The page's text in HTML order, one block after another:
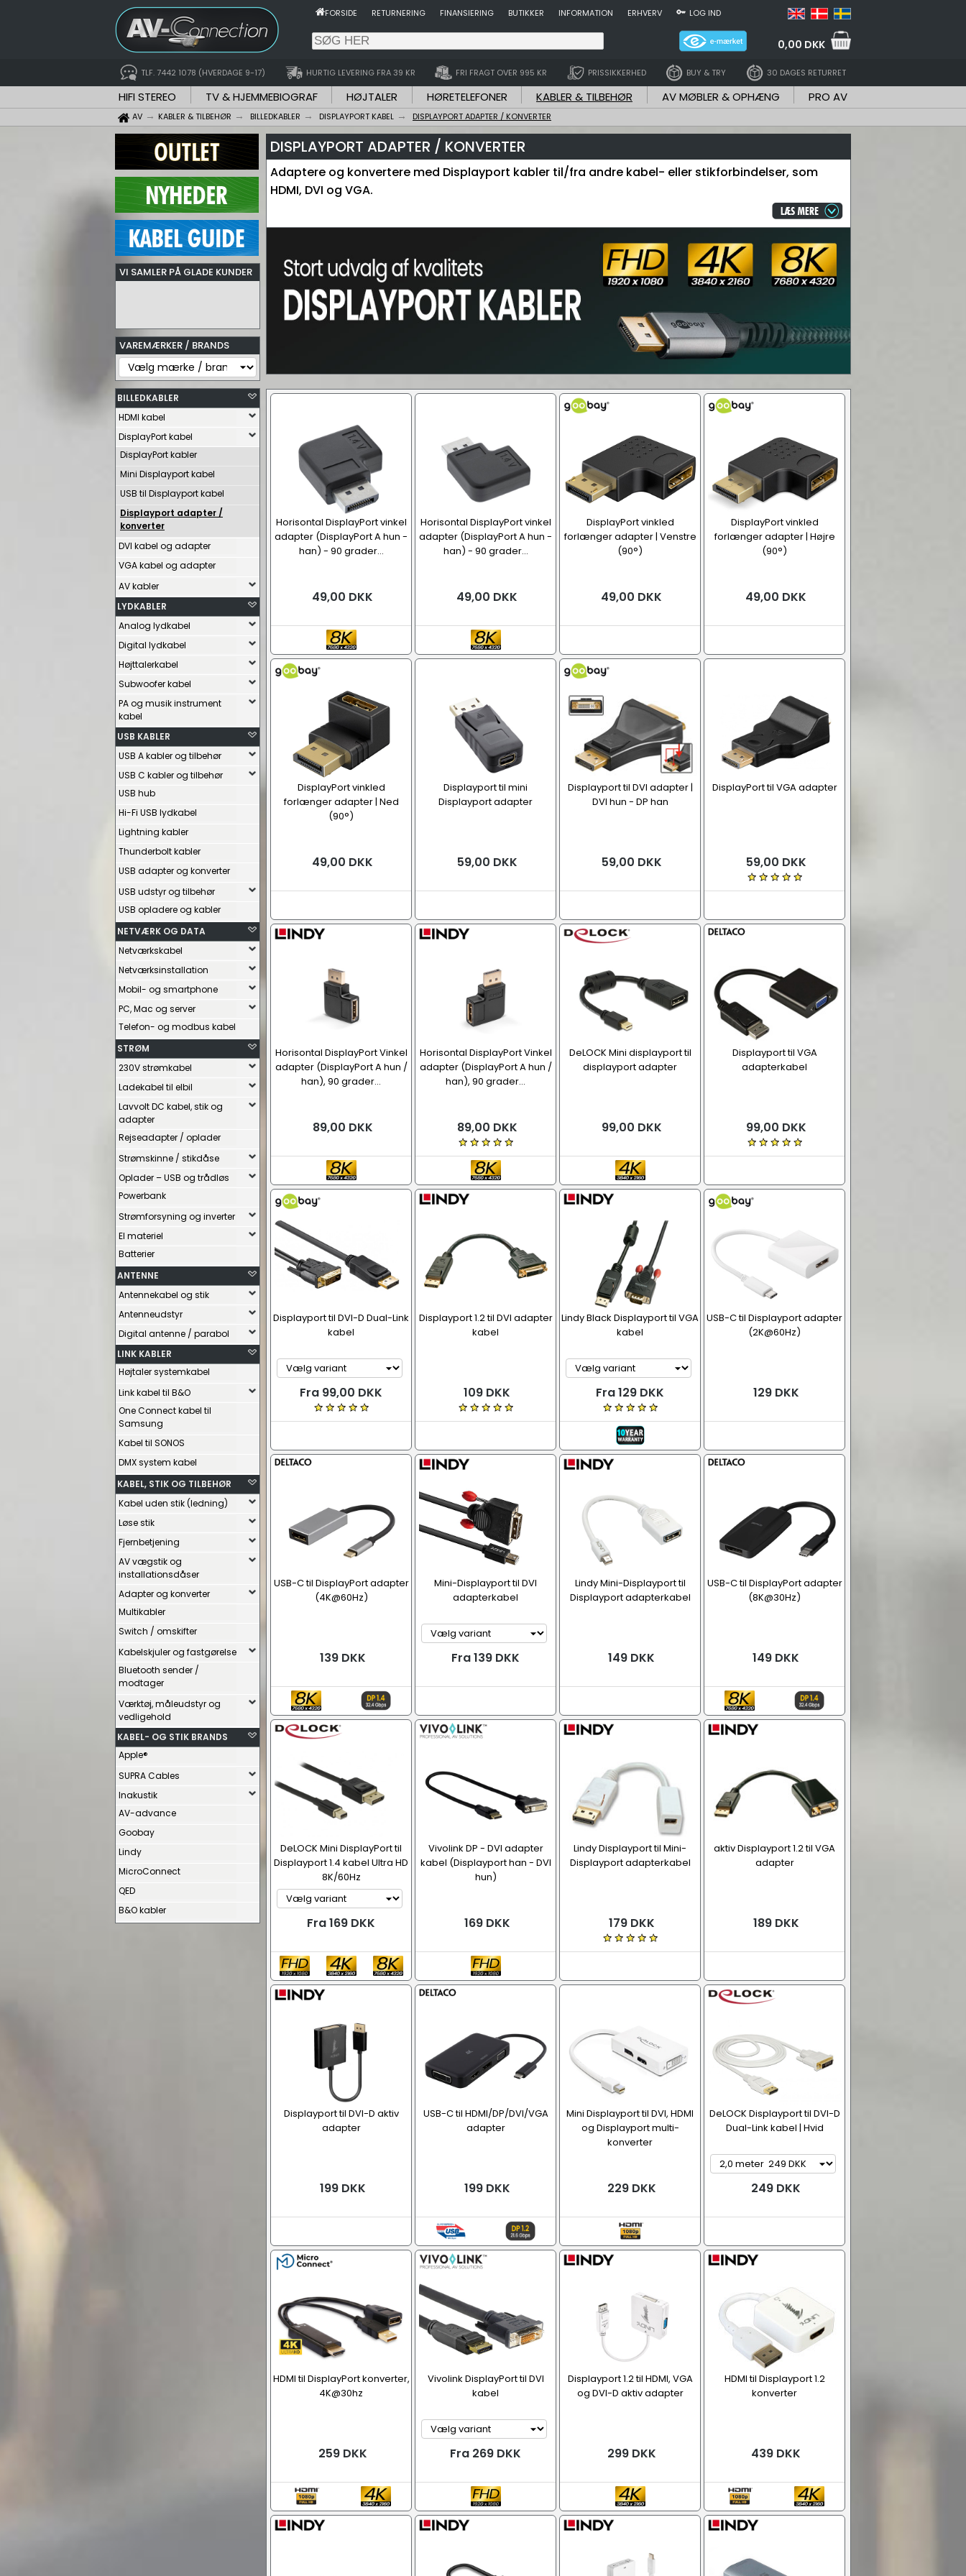
FORSIDE RETURNERING FINANSIERING BUTIKKER INFORMATION ERHVERV LOG IND
0,00 DKK
TLF. 7442 1078 (HVERDAGE 9-17) HURTIG LEVERING FRA 39 KR FRI FRAGT OVER 995 KR PRISSIKKERHED BUY & TRY 30 DAGES RETURRET
HIFI STEREO TV & HJEMMEBIOGRAF HØJTALER HØRETELEFONER KABLER & TILBEHØR AV MØBLER & OPHÆNG PRO AV
AV KABLER & TILBEHØR BILLEDKABLER DISPLAYPORT KABEL DISPLAYPORT ADAPTER / KONVERTER
VI SAMLER PÅ GLADE KUNDER
VAREMÆRKER / BRANDS
BILLEDKABLER
HDMI kabel
DisplayPort kabel
DisplayPort kabler
Mini Displayport kabel
USB til Displayport kabel
Displayport adapter /
konverter
DVI kabel og adapter
VGA kabel og adapter
AV kabler
LYDKABLER
Analog lydkabel
Digital lydkabel
Højttalerkabel
Subwoofer kabel
PA og musik instrument
kabel
USB KABLER
USB A kabler og tilbehør
USB C kabler og tilbehør
USB hub
Hi-Fi USB lydkabel
Lightning kabler
Thunderbolt kabler
USB adapter og konverter
USB udstyr og tilbehør
USB opladere og kabler
NETVÆRK OG DATA
Netværkskabel
Netværksinstallation
Mobil- og smartphone
PC, Mac og server
Telefon- og modbus kabel
STRØM
230V strømkabel
Ladekabel til elbil
Lavvolt DC kabel, stik og
adapter
Rejseadapter / oplader
Strømskinne / stikdåse
Oplader – USB og trådløs
Powerbank
Strømforsyning og inverter
El materiel
Batterier
ANTENNE
Antennekabel og stik
Antenneudstyr
Digital antenne / parabol
LINK KABLER
Højtaler systemkabel
Link kabel til B&O
One Connect kabel til
Samsung
Kabel til SONOS
DMX system kabel
KABEL, STIK OG TILBEHØR
Kabel uden stik (ledning)
Løse stik
Fjernbetjening
AV vægstik og
installationsdåser
Adapter og konverter
Multikabler
Switch / omskifter
Kabelskjuler og fastgørelse
Bluetooth sender /
modtager
Værktøj, måleudstyr og
vedligehold
KABEL- OG STIK BRANDS
Apple®
SUPRA Cables
Inakustik
AV-advance
Goobay
Lindy
MicroConnect
QED
B&O kabler
DISPLAYPORT ADAPTER / KONVERTER
Adaptere og konvertere med Displayport kabler til/fra andre kabel- eller stikforbindelser, som
HDMI, DVI og VGA.
Horisontal DisplayPort vinkel
adapter (DisplayPort A hun -
han) - 90 grader...
49,00 DKK
Horisontal DisplayPort vinkel
adapter (DisplayPort A hun -
han) - 90 grader...
49,00 DKK
DisplayPort vinkled
forlænger adapter | Venstre
(90°)
49,00 DKK
DisplayPort vinkled
forlænger adapter | Højre
(90°)
49,00 DKK
DisplayPort vinkled
forlænger adapter | Ned
(90°)
49,00 DKK
Displayport til mini
Displayport adapter
59,00 DKK
Displayport til DVI adapter |
DVI hun - DP han
59,00 DKK
DisplayPort til VGA adapter
59,00 DKK
Horisontal DisplayPort Vinkel
adapter (DisplayPort A hun /
han), 90 grader...
89,00 DKK
Horisontal DisplayPort Vinkel
adapter (DisplayPort A hun /
han), 90 grader...
89,00 DKK
DeLOCK Mini displayport til
displayport adapter
99,00 DKK
Displayport til VGA
adapterkabel
99,00 DKK
Displayport til DVI-D Dual-Link
kabel
Fra 99,00 DKK
Displayport 1.2 til DVI adapter
kabel
109 DKK
Lindy Black Displayport til VGA
kabel
Fra 129 DKK
USB-C til Displayport adapter
(2K@60Hz)
129 DKK
USB-C til DisplayPort adapter
(4K@60Hz)
139 DKK
Mini-Displayport til DVI
adapterkabel
Fra 139 DKK
Lindy Mini-Displayport til
Displayport adapterkabel
149 DKK
USB-C til DisplayPort adapter
(8K@30Hz)
149 DKK
DeLOCK Mini DisplayPort til
Displayport 1.4 kabel Ultra HD
8K/60Hz
Fra 169 DKK
Vivolink DP - DVI adapter
kabel (Displayport han - DVI
hun)
169 DKK
Lindy Displayport til Mini-
Displayport adapterkabel
179 DKK
aktiv Displayport 1.2 til VGA
adapter
189 DKK
Displayport til DVI-D aktiv
adapter
199 DKK
USB-C til HDMI/DP/DVI/VGA
adapter
199 DKK
Mini Displayport til DVI, HDMI
og Displayport multi-
konverter
229 DKK
DeLOCK Displayport til DVI-D
Dual-Link kabel | Hvid
249 DKK
HDMI til DisplayPort konverter,
4K@30hz
259 DKK
Vivolink DisplayPort til DVI
kabel
Fra 269 DKK
Displayport 1.2 til HDMI, VGA
og DVI-D aktiv adapter
299 DKK
HDMI til Displayport 1.2
konverter
439 DKK